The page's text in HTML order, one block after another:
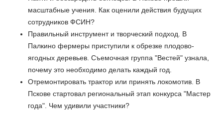
масштабные учения. Как оценили действия будущих
сотрудников ФСИН?
Правильный инструмент и творческий подход. В
Палкино фермеры приступили к обрезке плодово-
ягодных деревьев. Съемочная группа "Вестей" узнала,
почему это необходимо делать каждый год.
Отремонтировать трактор или принять локомотив. В
Пскове стартовал региональный этап конкурса "Мастер
года". Чем удивили участники?